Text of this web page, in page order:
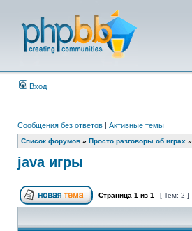
Вход
Сообщения без ответов | Активные темы
Список форумов » Просто разговоры об играх »
java игры
Страница 1 из 1 [ Тем: 2 ]